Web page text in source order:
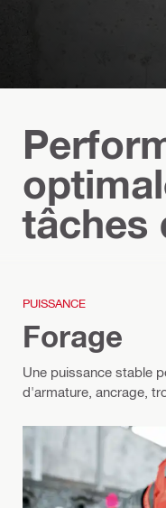
tâches
PUISSANCE
Forage
Une puissance stable
d'armature, ancrage,